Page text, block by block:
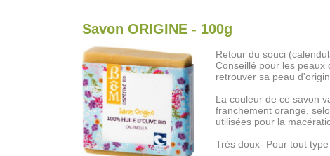
Savon ORIGINE - 100g
Retour du souci
Conseillé pour les peaux
retrouver sa peau
La couleur de ce savon
franchement orange,
utilisées pour la
Très doux- Pour tout